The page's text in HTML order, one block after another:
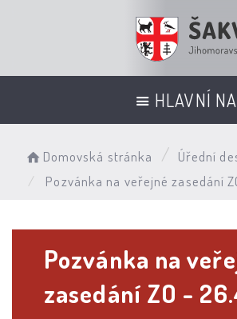
HLAVNÍ
Domovská stránka
Úřední
Pozvánka na veřejné zasedání
Pozvánka na
zasedání ZO -